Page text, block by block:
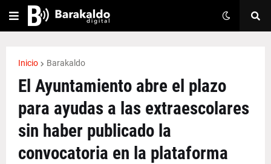
Inicio Barakaldo
El Ayuntamiento abre el plazo
para ayudas a las extraescolares
sin haber publicado la
convocatoria en la plataforma